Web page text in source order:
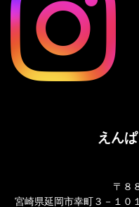
えん
〒８
宮崎県延岡市幸町３－１０